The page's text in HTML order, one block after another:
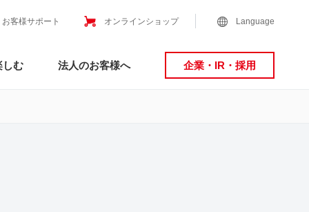
お客様サポート オンラインショップ Language
しむ 法人のお客様へ 企業・IR・採用